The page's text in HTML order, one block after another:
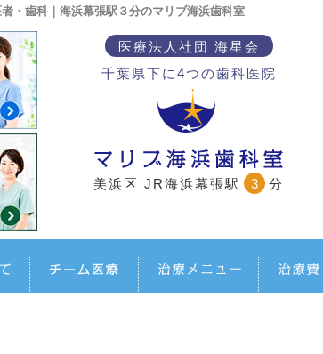
・歯科｜海浜幕張駅３分のマリブ海浜歯科室
医療法人社団 海星会
千葉県下に4つの歯科医院
美浜区 JR海浜幕張駅 3 分
マリブ海浜歯科室について
担当医チーム医療 治療メニュー